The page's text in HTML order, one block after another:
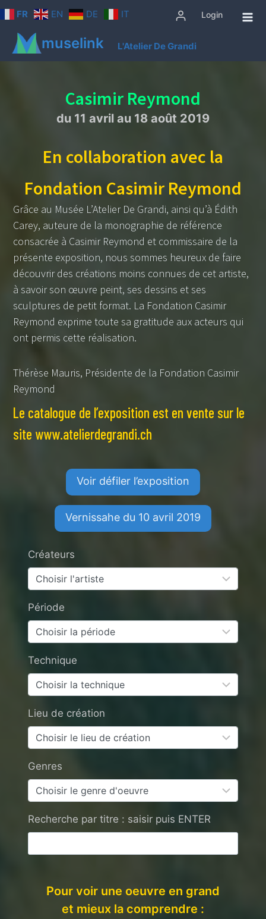
Aller
au
contenu
FR EN DE IT Login
muselink L'Atelier De Grandi
Casimir Reymond
du 11 avril au 18 août 2019
En collaboration avec la
Fondation Casimir Reymond
Grâce au Musée L’Atelier De Grandi, ainsi qu’à Édith
Carey, auteure de la monographie de référence
consacrée à Casimir Reymond et commissaire de la
présente exposition, nous sommes heureux de faire
découvrir des créations moins connues de cet artiste,
à savoir son œuvre peint, ses dessins et ses
sculptures de petit format. La Fondation Casimir
Reymond exprime toute sa gratitude aux acteurs qui
ont permis cette réalisation.
Thérèse Mauris, Présidente de la Fondation Casimir
Reymond
Le catalogue de l’exposition est en vente sur le
site www.atelierdegrandi.ch
Voir défiler l’exposition
Vernissahe du 10 avril 2019
Créateurs
Période
Technique
Lieu de création
Genres
Recherche par titre : saisir puis ENTER
Pour voir une oeuvre en grand
et mieux la comprendre :